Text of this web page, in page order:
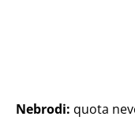
Nebrodi: quota